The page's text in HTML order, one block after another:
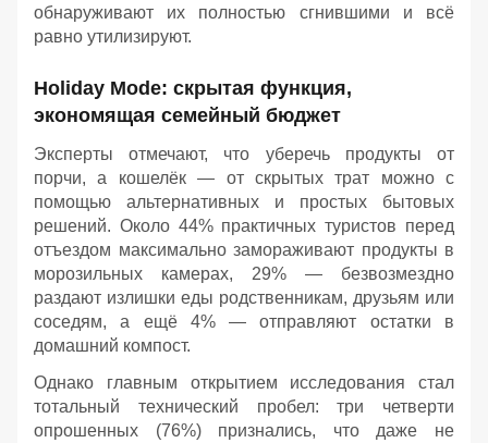
обнаруживают их полностью сгнившими и всё
равно утилизируют.
Holiday Mode: скрытая функция,
экономящая семейный бюджет
Эксперты отмечают, что уберечь продукты от
порчи, а кошелёк — от скрытых трат можно с
помощью альтернативных и простых бытовых
решений. Около 44% практичных туристов перед
отъездом максимально замораживают продукты в
морозильных камерах, 29% — безвозмездно
раздают излишки еды родственникам, друзьям или
соседям, а ещё 4% — отправляют остатки в
домашний компост.
Однако главным открытием исследования стал
тотальный технический пробел: три четверти
опрошенных (76%) признались, что даже не